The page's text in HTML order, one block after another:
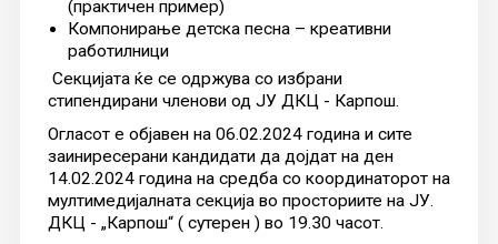
(практичен пример)
Компонирање детска песна – креативни
работилници
Секцијата ќе се одржува со избрани
стипендирани членови од ЈУ ДКЦ - Карпош.
Огласот е објавен на 06.02.2024 година и сите
заиниресерани кандидати да дојдат на ден
14.02.2024 година на средба со координаторот на
мултимедијалната секција во просториите на ЈУ.
ДКЦ - „Карпош“ ( сутерен ) во 19.30 часот.